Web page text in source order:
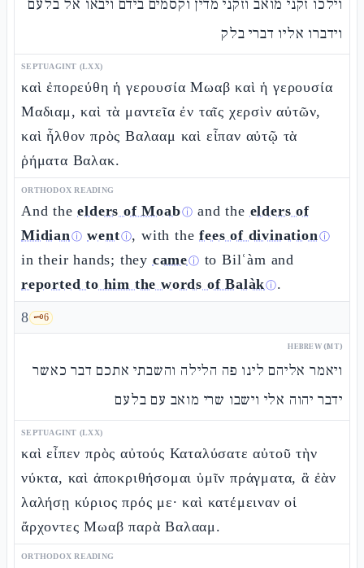
וילכו זקני מואב וזקני מדין וקסמים בידם ויבאו אל בלעם
וידברו אליו דברי בלק
SEPTUAGINT (LXX)
καὶ ἐπορεύθη ἡ γερουσία Μωαβ καὶ ἡ γερουσία
Μαδιαμ, καὶ τὰ μαντεῖα ἐν ταῖς χερσὶν αὐτῶν,
καὶ ἦλθον πρὸς Βαλααμ καὶ εἶπαν αὐτῷ τὰ
ῥήματα Βαλακ.
ORTHODOX READING
And theelders of Moabⓘ and the elders of
Midianⓘ wentⓘ, with thefees of divinationⓘ
in their hands; they cameⓘ to Bilʿàm and
reported to him the words of Balàkⓘ.
8 🗝️6
HEBREW (MT)
ויאמר אליהם לינו פה הלילה והשבתי אתכם דבר כאשר
ידבר יהוה אלי וישבו שרי מואב עם בלעם
SEPTUAGINT (LXX)
καὶ εἶπεν πρὸς αὐτούς Καταλύσατε αὐτοῦ τὴν
νύκτα, καὶ ἀποκριθήσομαι ὑμῖν πράγματα, ἃ ἐὰν
λαλήσῃ κύριος πρός με· καὶ κατέμειναν οἱ
ἄρχοντες Μωαβ παρὰ Βαλααμ.
ORTHODOX READING